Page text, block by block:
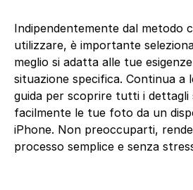
Indipendentemente dal metodo
utilizzare, è importante
meglio si adatta alle tue
situazione specifica. Continua a
guida per scoprire tutti i
facilmente le tue foto da un
iPhone. Non preoccuparti,
processo semplice e senza